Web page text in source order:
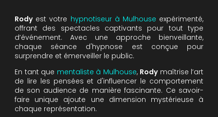
Rodyest votre hypnotiseur à Mulhouse expérimenté,
offrant des spectacles captivants pour tout type
d’événement. Avec une approche bienveillante,
chaque séance d'hypnose est conçue pour
surprendre et émerveiller le public.
En tant que mentaliste à Mulhouse, Rodymaîtrise l’art
de lire les pensées et d'influencer le comportement
de son audience de manière fascinante. Ce savoir-
faire unique ajoute une dimension mystérieuse à
chaque représentation.